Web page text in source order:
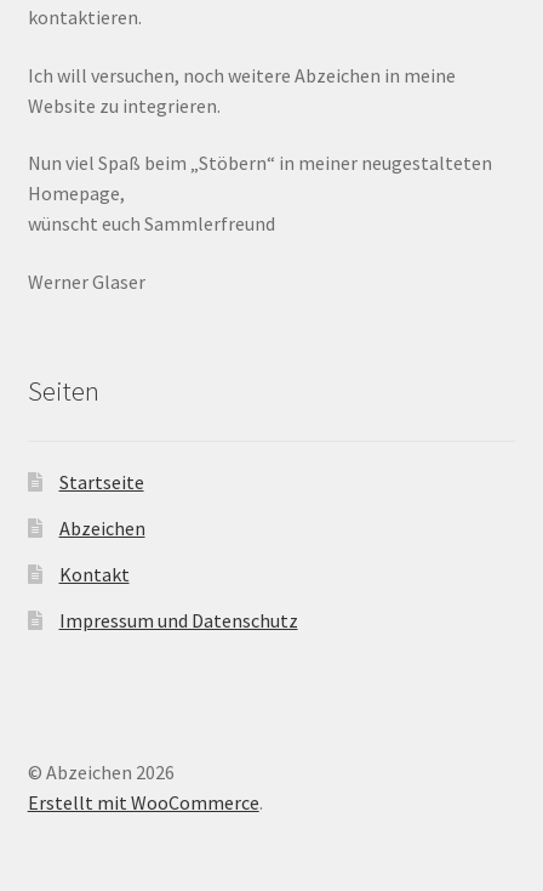
kontaktieren.
Ich will versuchen, noch weitere Abzeichen in meine
Website zu integrieren.
Nun viel Spaß beim „Stöbern“ in meiner neugestalteten
Homepage,
wünscht euch Sammlerfreund
Werner Glaser
Seiten
Startseite
Abzeichen
Kontakt
Impressum und Datenschutz
© Abzeichen 2026
Erstellt mit WooCommerce.